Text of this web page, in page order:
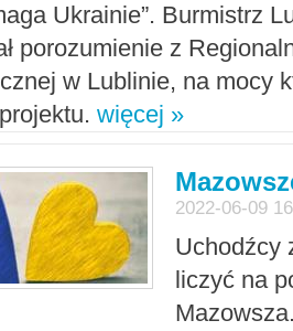
Ukrainie”. Burmistrz
porozumienie z
w Lublinie, na mocy
więcej »
2022-06-09
Uchodźcy
liczyć na